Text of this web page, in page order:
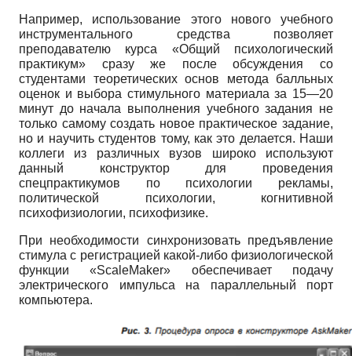
Например, использование этого нового учебного
инструментального средства позволяет
преподавателю курса «Общий психологический
практикум» сразу же после обсуждения со
студентами теоретических основ метода балльных
оценок и выбора сти­мульного материала за 15—20
минут до начала выполнения учебного задания не
только самому создать новое практическое задание,
но и научить студентов тому, как это делается. Наши
коллеги из различных вузов широко используют
данный конструктор для проведения
спецпрактикумов по психологии рекламы,
политической психологии, когнитивной
психофизиологии, психофизике.
При необходимости синхронизовать предъявление
стимула с регистрацией какой-либо физиологической
функции«ScaleMaker» обеспечивает подачу
электрического импульса на параллельный порт
компьютера.